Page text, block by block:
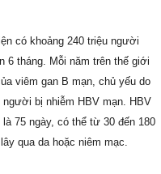
có khoảng 240 triệu người
6 tháng. Mỗi năm trên thế giới
viêm gan B mạn, chủ yếu do
bị nhiễm HBV mạn. HBV
75 ngày, có thể từ 30 đến 180
qua da hoặc niêm mạc.